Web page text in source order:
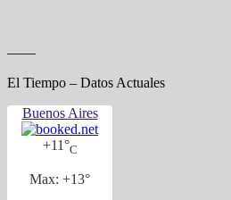
——
El Tiempo – Datos Actuales
Buenos Aires
+11°C
Max: +13°